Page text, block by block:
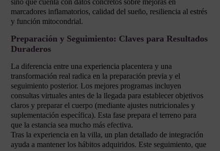
sino que cuenta con datos concretos sobre mejoras en
marcadores inflamatorios, calidad del sueño, resiliencia al estrés
y función mitocondrial.
Preparación y Seguimiento: Claves para Resultados
Duraderos
La diferencia entre una experiencia placentera y una
transformación real radica en la preparación previa y el
seguimiento posterior. Los mejores programas incluyen
consultas virtuales antes de la llegada para establecer objetivos
claros y preparar el cuerpo (mediante ajustes nutricionales y
suplementación específica). Esta fase prepara el terreno para
que la estancia sea mucho más efectiva.
Tras la experiencia en la villa, un plan detallado de integración
ayuda a mantener los hábitos adquiridos. Este seguimiento, que